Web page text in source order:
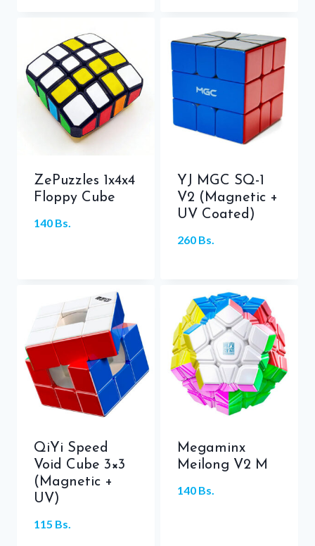
60 Bs..40 Bs..
ZePuzzles 1x4x4
Floppy Cube
140 Bs.
YJ MGC SQ-1
V2 (Magnetic +
UV Coated)
260 Bs.
QiYi Speed
Void Cube 3×3
(Magnetic +
UV)
115 Bs.
Megaminx
Meilong V2 M
140 Bs.